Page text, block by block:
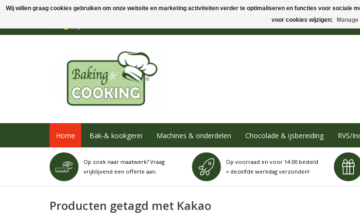
Home Bak-& kookgerei Machines & onderdelen Chocolade & ijsbereiding RVS/
Op zoek naar maatwerk? Vraag
vrijblijvend een offerte aan.
Op voorraad en voor 14:00 besteld
= dezelfde werkdag verzonden!
Producten getagd met Kakao
Wij willen graag cookies gebruiken om onze website en marketing activiteiten verder te optimaliseren en functies voor sociale
voor cookies wijzigen: